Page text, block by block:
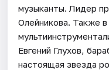
музыканты. Лидер
Олейникова. Также в
Евгений Глухов,
настоящая звезда